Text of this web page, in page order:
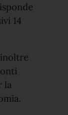
14
la